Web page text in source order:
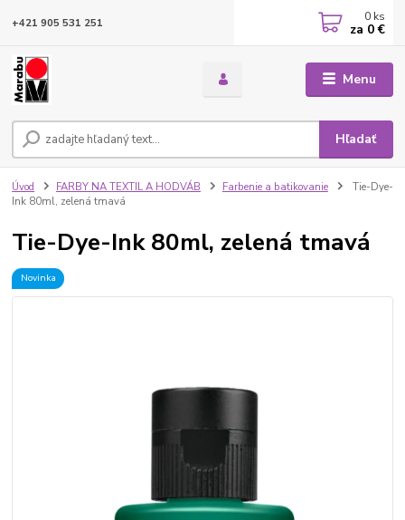
Menu
Hľadať
+421 905 531 251 0 ks
za 0 €
Úvod FARBY NA TEXTIL A HODVÁB Farbenie a batikovanie
Tie-Dye-
Ink 80ml, zelená tmavá
Tie-Dye-Ink 80ml, zelená tmavá
Novinka